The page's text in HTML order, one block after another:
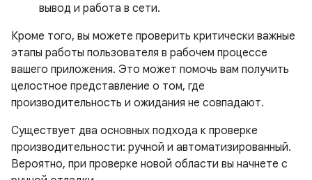
вывод и работа в сети.
Кроме того, вы можете проверить критически важные
этапы работы пользователя в рабочем процессе
вашего приложения. Это может помочь вам получить
целостное представление о том, где
производительность и ожидания не совпадают.
Существует два основных подхода к проверке
производительности: ручной и автоматизированный.
Вероятно, при проверке новой области вы начнете с